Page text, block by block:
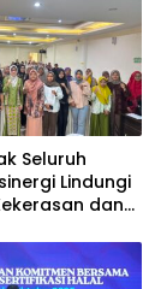
Seluruh
Lindungi
dan